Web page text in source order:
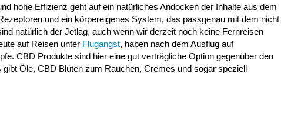
hohe Effizienz geht auf ein natürliches Andocken der Inhalte aus dem
und ein körpereigenes System, das passgenau mit dem nicht
natürlich der Jetlag, auch wenn wir derzeit noch keine Fernreisen
auf Reisen unter Flugangst, haben nach dem Ausflug auf
CBD Produkte sind hier eine gut verträgliche Option gegenüber den
Öle, CBD Blüten zum Rauchen, Cremes und sogar speziell